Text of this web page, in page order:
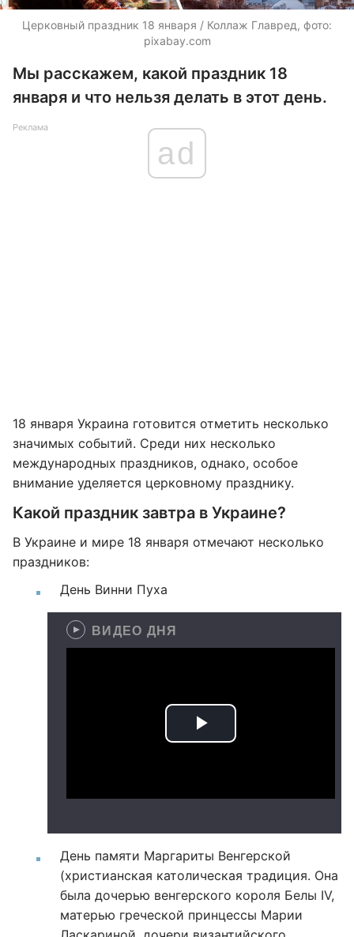
Церковный праздник 18 января / Коллаж Главред, фото:
pixabay.com
Мы расскажем, какой праздник 18
января и что нельзя делать в этот день.
Реклама
ad
18 января Украина готовится отметить несколько
значимых событий. Среди них несколько
международных праздников, однако, особое
внимание уделяется церковному празднику.
Какой праздник завтра в Украине?
В Украине и мире 18 января отмечают несколько
праздников:
День Винни Пуха
ВИДЕО ДНЯ
День памяти Маргариты Венгерской
(христианская католическая традиция. Она
была дочерью венгерского короля Белы IV,
матерью греческой принцессы Марии